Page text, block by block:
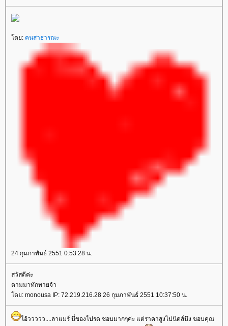
โดย: คนสาธารณะ
24 กุมภาพันธ์ 2551 0:53:28 น.
สวัสดีค่ะ
ตามมาทักทายจ้า
โดย: monousa IP: 72.219.216.28 26 กุมภาพันธ์ 2551 10:37:50 น.
โอ้ววววว....ลาแมร์ นี่ของโปรด ชอบมากๆค่ะ แต่ราคาสูงไปนิดส์นึง ขอบคุณ